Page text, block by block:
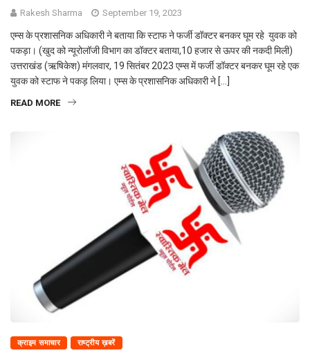
Rakesh Sharma September 19, 2023
एम्स के प्रशासनिक अधिकारी ने बताया कि स्टाफ ने फर्जी डॉक्टर बनकर घूम रहे युवक को
पकड़ा। (खुद को न्यूरोलॉजी विभाग का डॉक्टर बताया,10 हजार से ऊपर की नकदी मिली)
उत्तराखंड (ऋषिकेश) मंगलवार, 19 सितंबर 2023 एम्स में फर्जी डॉक्टर बनकर घूम रहे एक
युवक को स्टाफ ने पकड़ लिया। एम्स के प्रशासनिक अधिकारी ने […]
READ MORE
क्राइम समाचार राष्ट्रीय ख़बरें